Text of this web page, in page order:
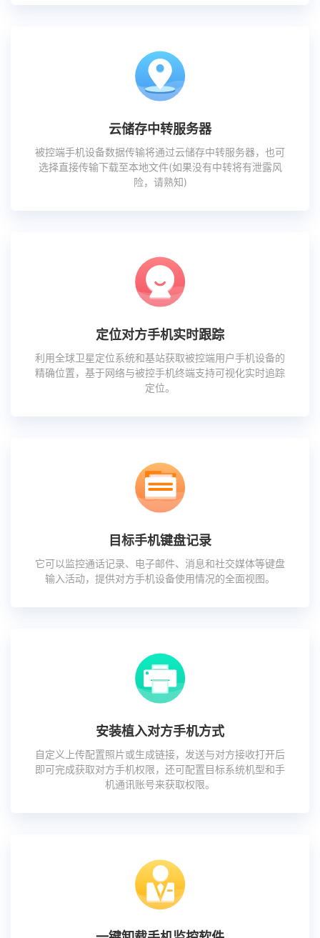
云储存中转服务器
被控端手机设备数据传输将通过云储存中转服务器，也可
选择直接传输下载至本地文件(如果没有中转将有泄露风
险，请熟知)
定位对方手机实时跟踪
利用全球卫星定位系统和基站获取被控端用户手机设备的
精确位置，基于网络与被控手机终端支持可视化实时追踪
定位。
目标手机键盘记录
它可以监控通话记录、电子邮件、消息和社交媒体等键盘
输入活动，提供对方手机设备使用情况的全面视图。
安装植入对方手机方式
自定义上传配置照片或生成链接，发送与对方接收打开后
即可完成获取对方手机权限，还可配置目标系统机型和手
机通讯账号来获取权限。